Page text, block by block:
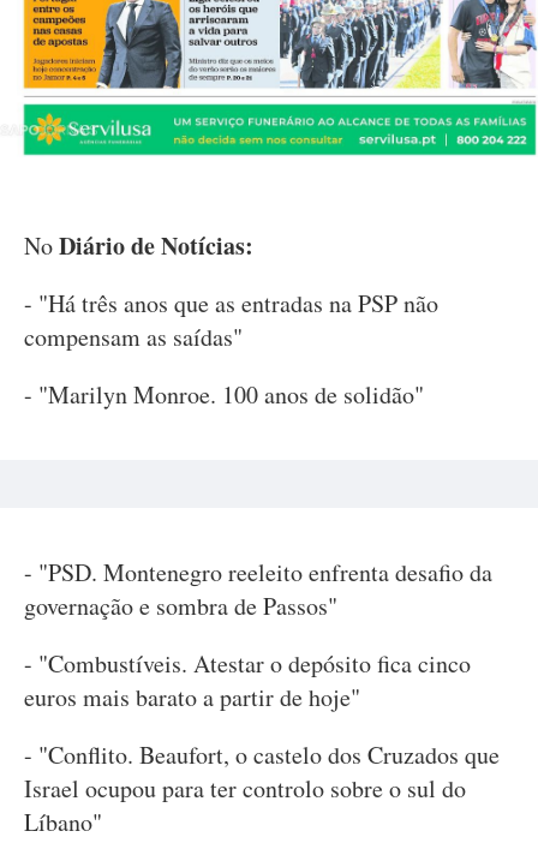
NoDiário de Notícias:
- "Há três anos que as entradas na PSP não
compensam as saídas"
- "Marilyn Monroe. 100 anos de solidão"
- "PSD. Montenegro reeleito enfrenta desafio da
governação e sombra de Passos"
- "Combustíveis. Atestar o depósito fica cinco
euros mais barato a partir de hoje"
- "Conflito. Beaufort, o castelo dos Cruzados que
Israel ocupou para ter controlo sobre o sul do
Líbano"